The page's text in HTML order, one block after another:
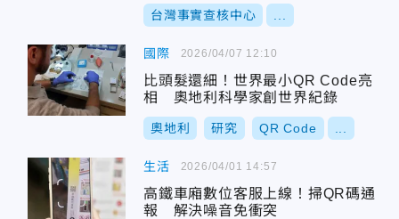
台灣事實查核中心
國際
比頭髮還細！世界最小QR Code亮
相 奧地利科學家創世界紀錄
奧地利 研究 QR Code
2026/04/07 12:10
生活
高鐵車廂數位客服上線！掃QR碼通
報 解決噪音免衝突
2026/04/01 14:57